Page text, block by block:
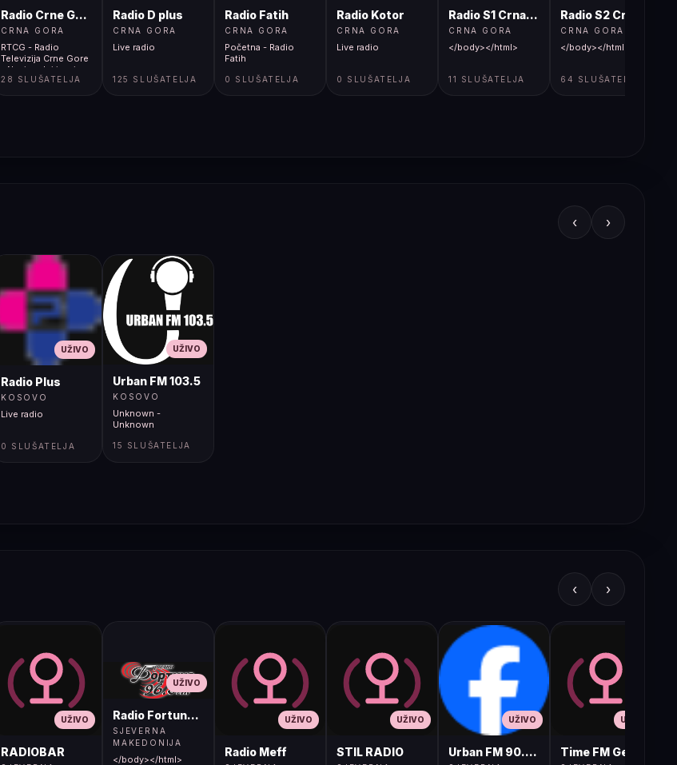
Radio Crne Gore 1
CRNA GORA
RTCG - Radio
Televizija Crne Gore
- Nacionalni javni
servis
28 SLUŠATELJA
Radio D plus
CRNA GORA
Live radio
125 SLUŠATELJA
Radio Fatih
CRNA GORA
Početna - Radio
Fatih
0 SLUŠATELJA
Radio Kotor
CRNA GORA
Live radio
0 SLUŠATELJA
Radio S1 Crna Gora
CRNA GORA
</body></html>
11 SLUŠATELJA
Radio S2 Crna Gora
CRNA GORA
</body></html>
64 SLUŠATELJA
‹ ›
UŽIVO
Radio Plus
KOSOVO
Live radio
0 SLUŠATELJA
UŽIVO
Urban FM 103.5
KOSOVO
Unknown -
Unknown
15 SLUŠATELJA
‹ ›
UŽIVO
RADIOBAR
UŽIVO
Radio Fortuna 96.8 FM
SJEVERNA
MAKEDONIJA
</body></html>
UŽIVO
Radio Meff
UŽIVO
STIL RADIO
UŽIVO
Urban FM 90.8 Skopje
UŽIVO
Time FM Gevgelija